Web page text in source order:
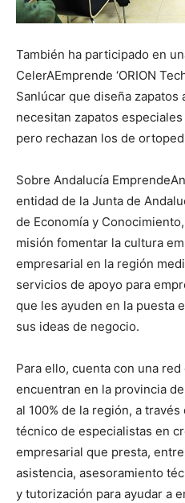
También ha participado en
CelerAEmprende ‘ORION
Sanlúcar que diseña zapatos
necesitan zapatos
pero rechazan los de
Sobre Andalucía
entidad de la Junta de
de Economía y
misión fomentar la cultura
empresarial en la región
servicios de apoyo para
que les ayuden en la puesta
sus ideas de negocio.
Para ello, cuenta con una
encuentran en la provincia
al 100% de la región, a
técnico de especialistas en
empresarial que presta,
asistencia, asesoramiento
y tutorización para ayudar a